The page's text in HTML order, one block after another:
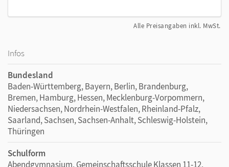
Alle Preisangaben inkl. MwSt.
Infos
Bundesland
Baden-Württemberg, Bayern, Berlin, Brandenburg,
Bremen, Hamburg, Hessen, Mecklenburg-Vorpommern,
Niedersachsen, Nordrhein-Westfalen, Rheinland-Pfalz,
Saarland, Sachsen, Sachsen-Anhalt, Schleswig-Holstein,
Thüringen
Schulform
Abendgymnasium, Gemeinschaftsschule Klassen 11-12,